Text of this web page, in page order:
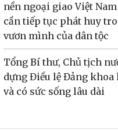
nền ngoại giao Việt
cần tiếp tục phát huy
vươn mình của dân tộc
Tổng Bí thư, Chủ tịch
dựng Điều lệ Đảng khoa
và có sức sống lâu dài